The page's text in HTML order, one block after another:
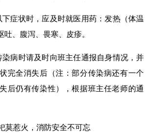
下症状时，应及时就医用药：发热（体温
、腹泻、畏寒、皮疹。
染病时请及时向班主任通报自身情况，并
完全消失后（注：部分传染病还有一个
后仍有传染性），根据班主任老师的通
莫惹火，消防安全不可忘